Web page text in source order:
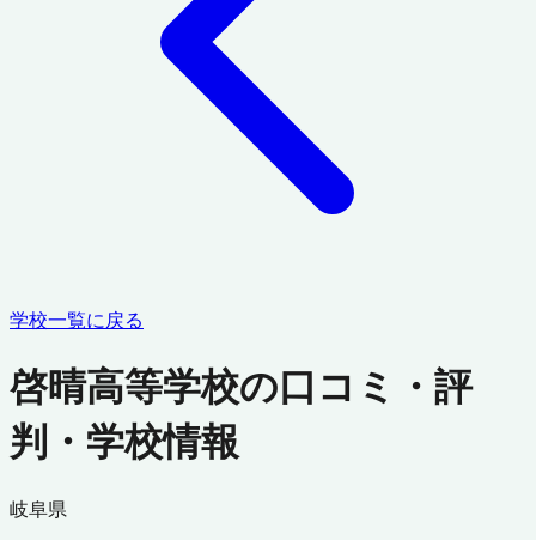
学校一覧に戻る
啓晴高等学校の口コミ・評
判・学校情報
岐阜県